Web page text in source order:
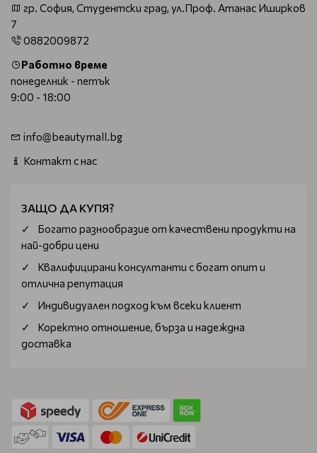
гр. София, Студентски град, ул.Проф. Атанас Иширков
7
0882009872
Работно време
понеделник - петък
9:00 - 18:00
info@beautymall.bg
Контакт с нас
ЗАЩО ДА КУПЯ?
Богатo разнообразие от качествени продукти на
най-добри цени
Квалифицирани консултанти с богат опит и
отлична репутация
Индивидуален подход към всеки клиент
Коректно отношение, бърза и надеждна
доставка